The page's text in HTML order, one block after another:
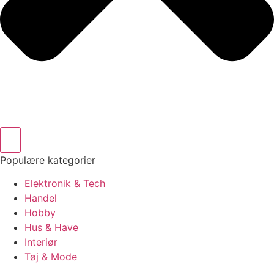
Populære kategorier
Elektronik & Tech
Handel
Hobby
Hus & Have
Interiør
Tøj & Mode